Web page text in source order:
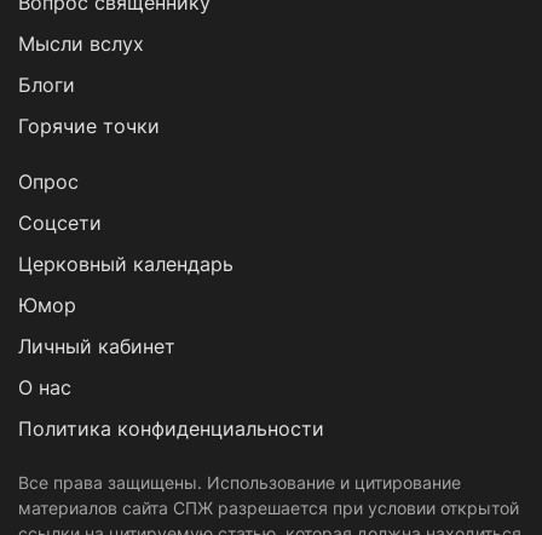
Мысли вслух
Блоги
Горячие точки
Опрос
Cоцсети
Церковный календарь
Юмор
Личный кабинет
О нас
Политика конфиденциальности
Все права защищены. Использование и цитирование
материалов сайта СПЖ разрешается при условии открытой